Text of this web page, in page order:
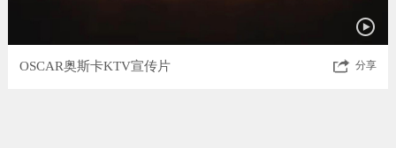
OSCAR奥斯卡KTV宣传片 分享